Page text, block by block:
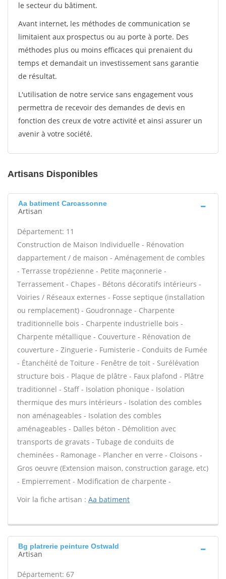
le secteur du bâtiment.
Avant internet, les méthodes de communication se
limitaient aux prospectus ou au porte à porte. Des
méthodes plus ou moins efficaces qui prenaient du
temps et demandait un investissement sans garantie
de résultat.
L'utilisation de notre service sans engagement vous
permettra de recevoir des demandes de devis en
fonction des creux de votre activité et ainsi assurer un
avenir à votre société.
Artisans Disponibles
Aa batiment Carcassonne
Artisan
Département: 11
Construction de Maison Individuelle - Rénovation
dappartement / de maison - Aménagement de combles
- Terrasse tropézienne - Petite maçonnerie -
Terrassement - Chapes - Bétons décoratifs intérieurs -
Voiries / Réseaux externes - Fosse septique (installation
ou remplacement) - Goudronnage - Charpente
traditionnelle bois - Charpente industrielle bois -
Charpente métallique - Couverture - Rénovation de
couverture - Zinguerie - Fumisterie - Conduits de Fumée
- Étanchéité de Toiture - Fenêtre de toit - Surélévation
structure bois - Plaque de plâtre - Faux plafond - Plâtre
traditionnel - Staff - Isolation phonique - Isolation
thermique des murs intérieurs - Isolation des combles
non aménageables - Isolation des combles
aménageables - Dalles béton - Démolition avec
transports de gravats - Tubage de conduits de
cheminées - Ramonage - Plancher en verre - Cloisons -
Gros oeuvre (Extension maison, construction garage, etc)
- Empierrement - Modification de charpente -
Voir la fiche artisan : Aa batiment
Bg platrerie peinture Ostwald
Artisan
Département: 67